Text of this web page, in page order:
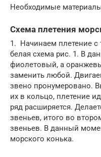
Необходимые
Схема плетения
1. Начинаем плетение с
белая схема рис. 1. В
фиолетовый, а
заменить любой.
звено пронумеровано.
их в кольцо, плетение
ряд расширяется.
звеньев, итого во
звеньев. В данный
морского конька.